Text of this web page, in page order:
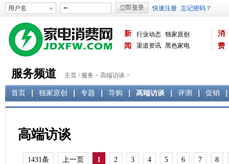
新
闻
行业动态 独家原创
渠道资讯 黑色家电
消
费
服务频道 主页 / 服务 > 高端访谈 >
首页 独家原创 专题 导购 高端访谈 评测 促销
高端访谈
1431条 上一页 1 2 3 4 5 6 7 8